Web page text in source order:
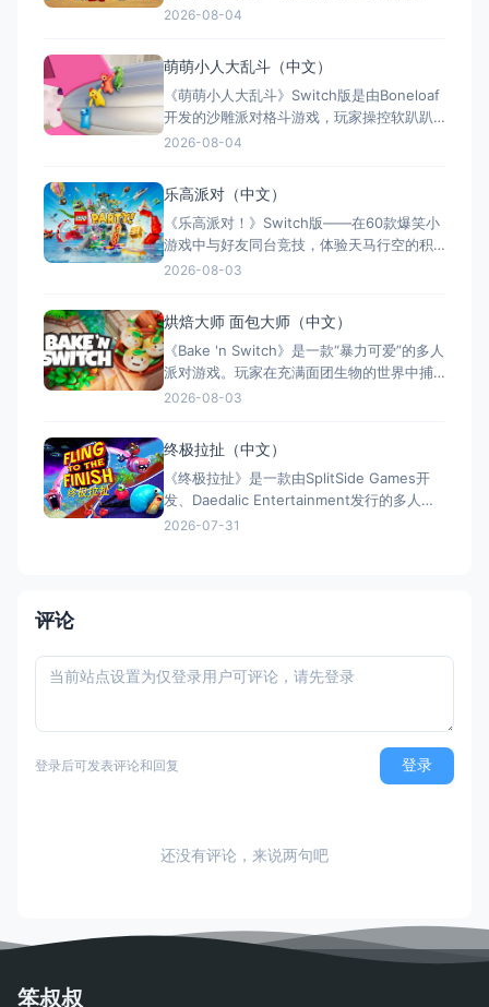
速度、记忆等六大类型，支持2-4人本地同
支持，2024年6月发售。媒体评价两极分
化，部分称赞其多人乐趣与冒险内容，也有
批评其设计粗糙
2026-08-04
萌萌小人大乱斗（中文）
《萌萌小人大乱斗》Switch版是由Boneloaf
开发的沙雕派对格斗游戏，玩家操控软趴趴
的橡胶小人在危险场景中互相推搡、殴打，
与爆笑。游戏支持最多8人同屏或在线乱斗，
包含21个关卡和多种模式，提供丰富的角色
自定义。全区中文
2026-08-04
乐高派对（中文）
《乐高派对！》Switch版——在60款爆笑小
游戏中与好友同台竞技，体验天马行空的积
木派对 游戏类型：多人合作与派对类（派对
名称：樂高派對！（任天堂港服/台服eShop
官方繁体中文定名） 美国名称：LEG
2026-08-03
烘焙大师 面包大师（中文）
《Bake 'n Switch》是一款“暴力可爱”的多人
派对游戏。玩家在充满面团生物的世界中捕
捉并合并“小圆包”，投入石炉献祭得分，以抵
卡、6位面包大师及独特合并机制，玩法简单
刺激。目前为庆祝发售5周年永久降价至$4
2026-08-03
终极拉扯（中文）
《终极拉扯》是一款由SplitSide Games开
发、Daedalic Entertainment发行的多人合
作竞速派对游戏，于2025年9月4日全球同步
2026-07-31
评论
登录后可发表评论和回复 登录
还没有评论，来说两句吧
笨叔叔